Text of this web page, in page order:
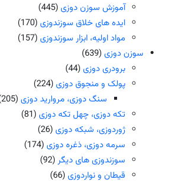
آموزش سوزن دوزی (445)
ایده های خلاق سوزندوزی (170)
مواد اولیه، ابزار سوزندوزی (157)
سوزن دوزی (639)
برودری دوزی (44)
پولک و منجوق دوزی (224)
سنگ دوزی، مروارید دوزی(205)
تکه دوزی، چهل تکه دوزی (81)
ژوردوزی، شبکه دوزی (26)
سرمه دوزی، ذغره دوزی (174)
سوزندوزی های دیگر (92)
قیطان و نواردوزی (66)